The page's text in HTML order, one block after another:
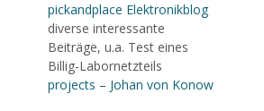
pickandplace Elektronikblog
diverse interessante
Beiträge, u.a. Test eines
Billig-Labornetzteils
projects – Johan von Konow